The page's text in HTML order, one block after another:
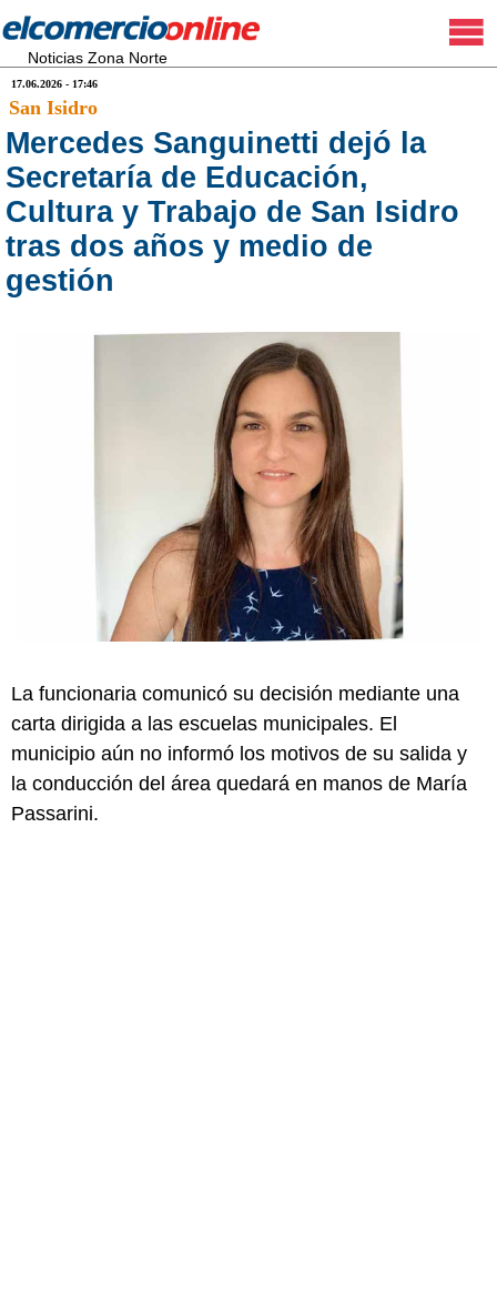
Noticias Zona Norte
17.06.2026 - 17:46
San Isidro
Mercedes Sanguinetti dejó la
Secretaría de Educación,
Cultura y Trabajo de San Isidro
tras dos años y medio de
gestión
La funcionaria comunicó su decisión mediante una
carta dirigida a las escuelas municipales. El
municipio aún no informó los motivos de su salida y
la conducción del área quedará en manos de María
Passarini.